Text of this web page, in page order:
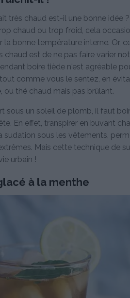
très chaud est-il une bonne idée
chaud ou trop froid, cela
la bonne température interne. Or,
chaud est de ne pas faire varier
boire tiède n'est agréable
comme vous le sentez, en
ou thé chaud mais pas brûlant.
sous un soleil de plomb, il faut
En effet, transpirer en buvant
sudation sous les vêtements,
Mais cette technique de
urbain !
à la menthe